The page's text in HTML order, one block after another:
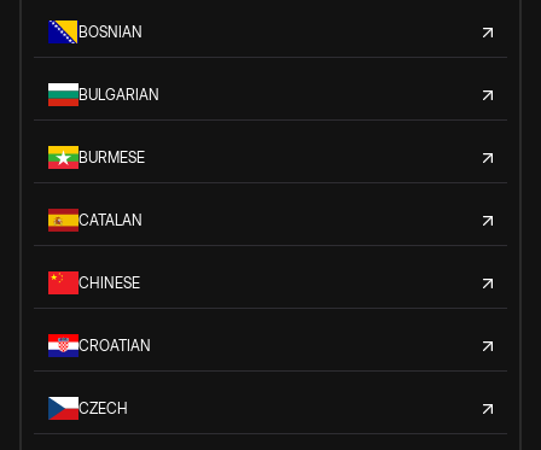
BOSNIAN
BULGARIAN
BURMESE
CATALAN
CHINESE
CROATIAN
CZECH